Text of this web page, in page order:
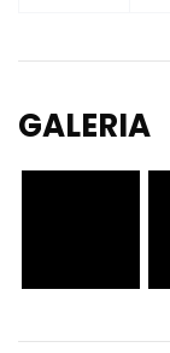
GALERIA